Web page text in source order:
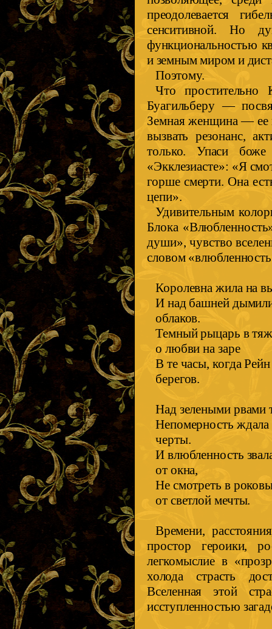
преодолевается
сенситивной. Но
функциональностью
и земным миром и
Поэтому.
Что простительно
Буагильберу —
Земная женщина — ее
вызвать резонанс,
только. Упаси
«Экклезиасте»: «Я
горше смерти. Она
цепи».
Удивительным
Блока
души», чувство
словом
Королевна жила на
И над башней
облаков.
Темный рыцарь в
о любви на заре
В те часы, когда
берегов.
Над зелеными рвами
Непомерность ждала
черты.
И влюбленность
от окна,
Не смотреть в
от светлой мечты.
Времени,
простор героики,
легкомыслие в
холода страсть
Вселенная этой
исступленностью